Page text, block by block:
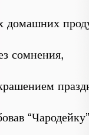
домашних
сомнения,